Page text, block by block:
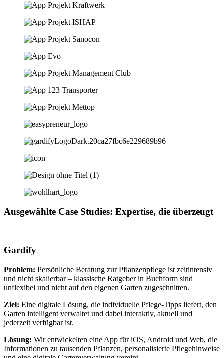
Ausgewählte Case Studies: Expertise, die überzeugt
Gardify
Problem: Persönliche Beratung zur Pflanzenpflege ist zeitintensiv
und nicht skalierbar – klassische Ratgeber in Buchform sind
unflexibel und nicht auf den eigenen Garten zugeschnitten.
Ziel: Eine digitale Lösung, die individuelle Pflege-Tipps liefert, den
Garten intelligent verwaltet und dabei interaktiv, aktuell und
jederzeit verfügbar ist.
Lösung: Wir entwickelten eine App für iOS, Android und Web, die
Informationen zu tausenden Pflanzen, personalisierte Pflegehinweise